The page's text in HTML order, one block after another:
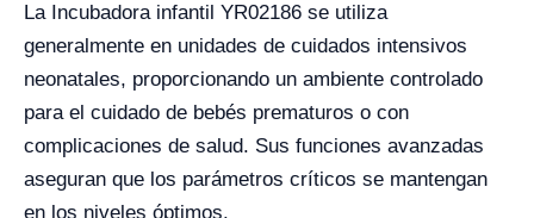
La Incubadora infantil YR02186 se utiliza
generalmente en unidades de cuidados intensivos
neonatales, proporcionando un ambiente controlado
para el cuidado de bebés prematuros o con
complicaciones de salud. Sus funciones avanzadas
aseguran que los parámetros críticos se mantengan
en los niveles óptimos.